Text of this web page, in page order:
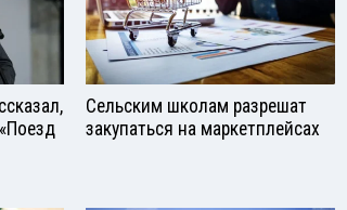
Сельским школам разрешат
закупаться на маркетплейсах